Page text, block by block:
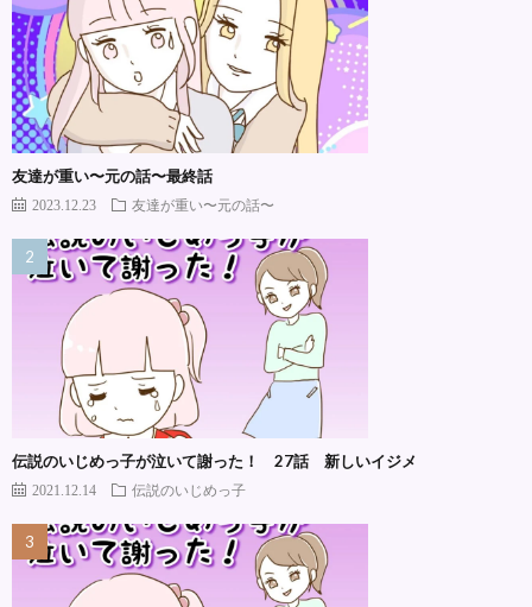
友達が重い〜元の話〜最終話
2023.12.23 友達が重い〜元の話〜
伝説のいじめっ子が泣いて謝った！ 27話 新しいイジメ
2021.12.14 伝説のいじめっ子